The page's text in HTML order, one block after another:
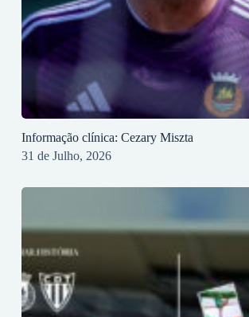
Informação clínica: Cezary Miszta
31 de Julho, 2026